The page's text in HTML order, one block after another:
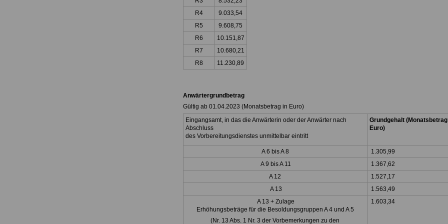
R4
9.033,54
R5
9.608,75
R6
10.151,87
R7
10.680,21
R8
11.230,89
Anwärtergrundbetrag
Gültig ab 01.04.2023 (Monatsbetrag in Euro)
Eingangsamt, in das die Anwärterin oder der Anwärter nach
Abschluss
des Vorbereitungsdienstes unmittelbar eintritt
Grundgehalt
Euro)
A 6 bis A 8
1.305,99
A 9 bis A 11
1.367,62
A 12
1.527,17
A 13
1.563,49
A 13 + Zulage
Erhöhungsbeträge für die Besoldungsgruppen A 4 und A 5
(Nr. 13 Abs. 1 Nr. 3 der Vorbemerkungen zu den
1.603,34